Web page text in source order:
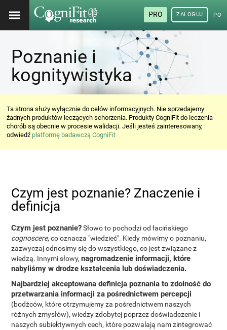
PRO ZALOGUJ
Poznanie i
kognitywistyka
Ta strona służy wyłącznie do celów informacyjnych. Nie sprzedajemy
żadnych produktów leczących schorzenia. Produkty CogniFit do leczenia
chorób są obecnie w procesie walidacji. Jeśli jesteś zainteresowany,
odwiedź platformę badawczą CogniFit
Czym jest poznanie? Znaczenie i
definicja
Czym jest poznanie?Słowo to pochodzi od łacińskiego
cognoscere, co oznacza "wiedzieć". Kiedy mówimy o poznaniu,
zazwyczaj odnosimy się do wszystkiego, co jest związane z
wiedzą. Innymi słowy,nagromadzenie informacji, które
nabyliśmy w drodze kształcenia lub doświadczenia.
Najbardziej akceptowana definicja poznania to zdolność do
przetwarzania informacji za pośrednictwem percepcji
(bodźców, które otrzymujemy za pośrednictwem naszych
różnych zmysłów), wiedzy zdobytej poprzez doświadczenie i
naszych subiektywnych cech, które pozwalają nam zintegrować